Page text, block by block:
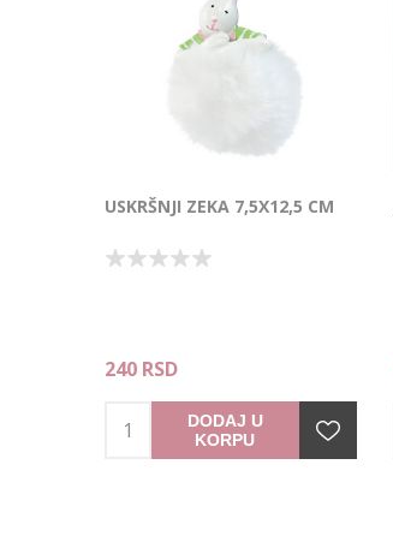
USKRŠNJI ZEKA 7,5X12,5 CM
240 RSD
DODAJ U
KORPU